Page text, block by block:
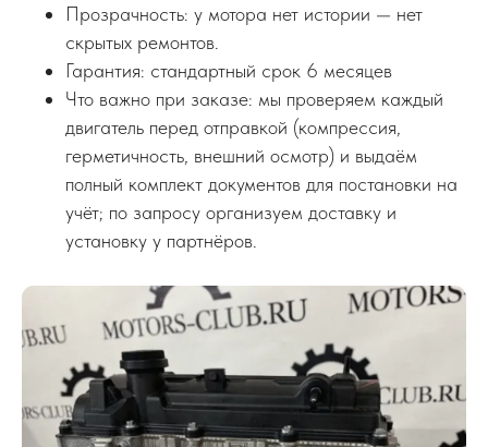
Прозрачность: у мотора нет истории — нет
скрытых ремонтов.
Гарантия: стандартный срок 6 месяцев
Что важно при заказе: мы проверяем каждый
двигатель перед отправкой (компрессия,
герметичность, внешний осмотр) и выдаём
полный комплект документов для постановки на
учёт; по запросу организуем доставку и
установку у партнёров.